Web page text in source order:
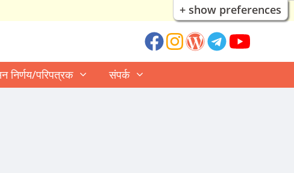
+ show preferences
निर्णय/परिपत्रक संपर्क